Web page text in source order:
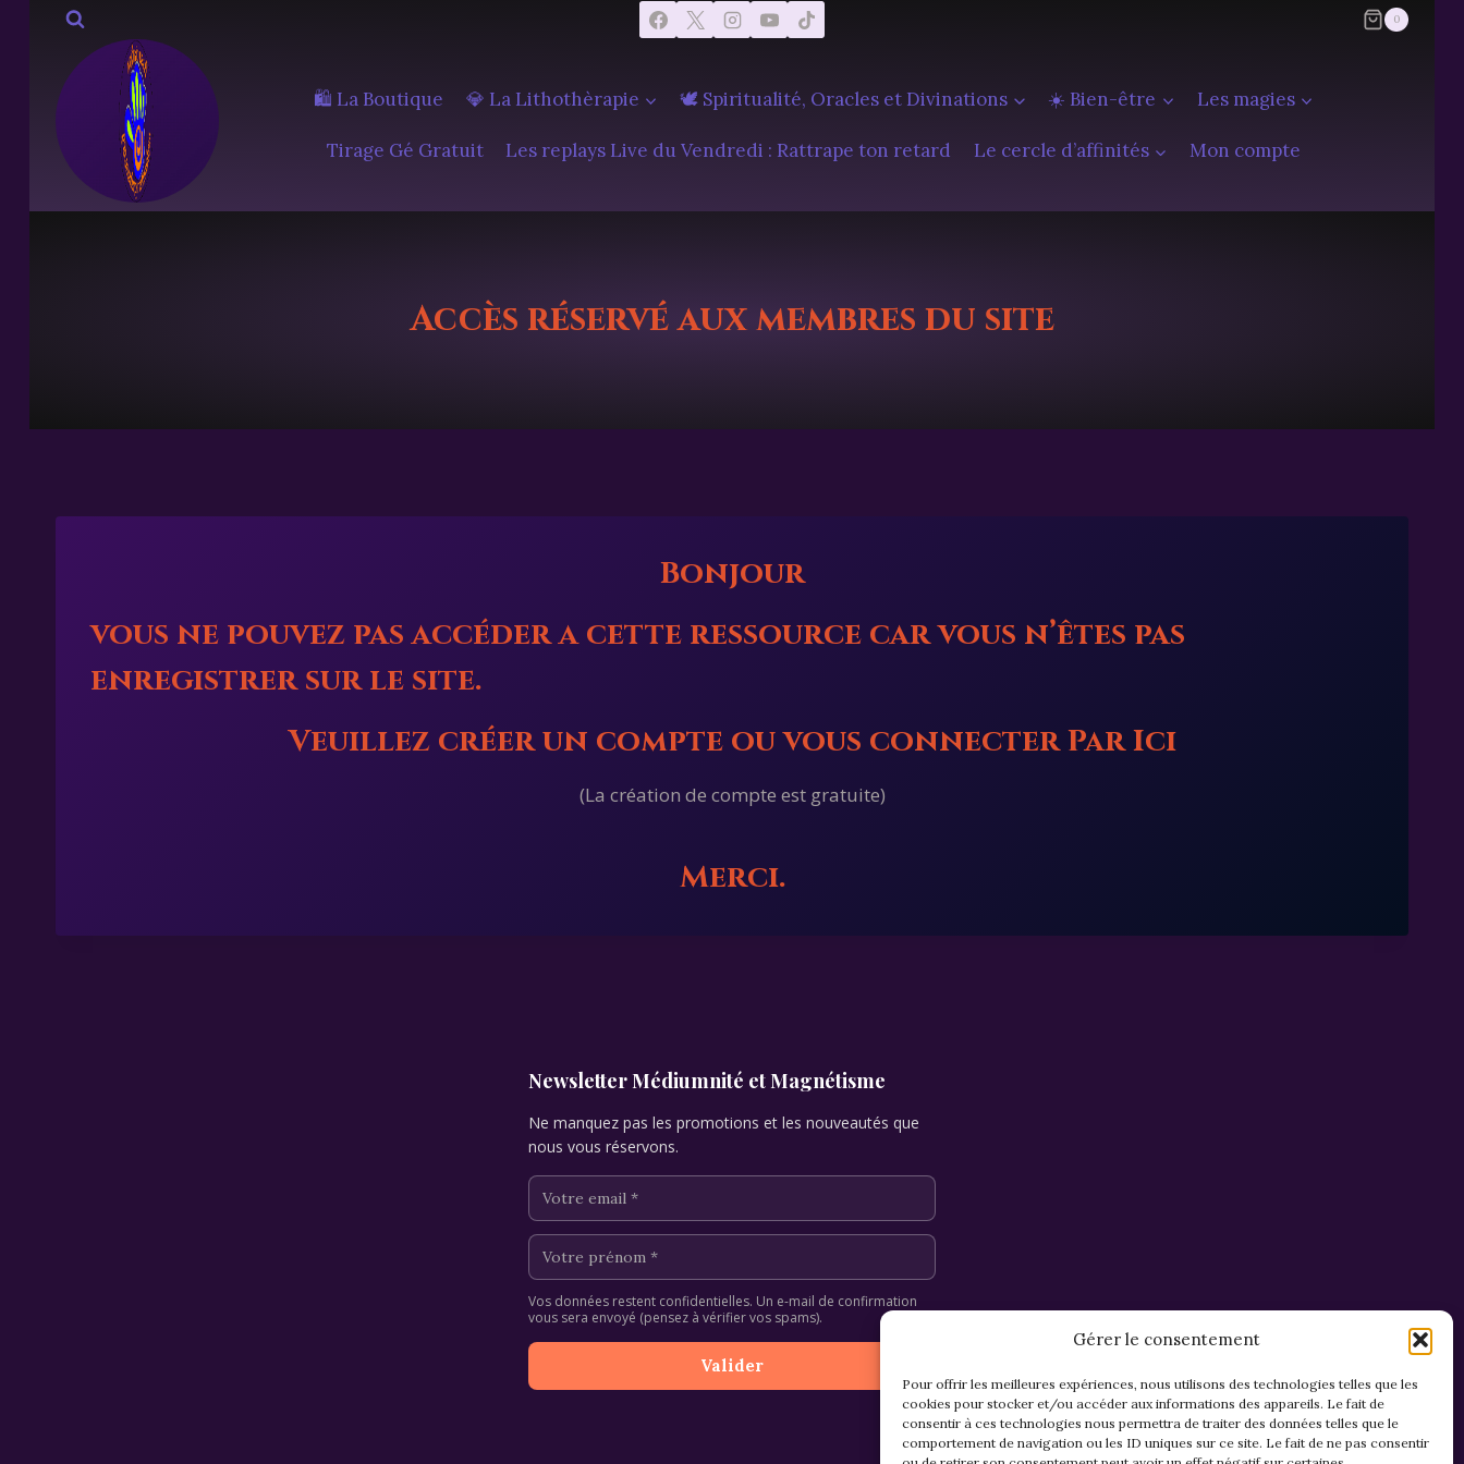
Gérer le consentement
Pour offrir les meilleures expériences, nous utilisons des technologies telles que les
cookies pour stocker et/ou accéder aux informations des appareils. Le fait de
consentir à ces technologies nous permettra de traiter des données telles que le
comportement de navigation ou les ID uniques sur ce site. Le fait de ne pas consentir
Aller
contenu
0
🛍️ La Boutique 💎 La Lithothèrapie 🕊️ Spiritualité, Oracles et Divinations ☀️ Bien-être Les magies
Tirage Gé Gratuit Les replays Live du Vendredi : Rattrape ton retard Le cercle d’affinités Mon compte
Accès réservé aux membres du site
Bonjour
vous ne pouvez pas accéder a cette ressource car vous n’êtes pas
enregistrer sur le site.
Veuillez créer un compte ou vous connecterPar Ici
(La création de compte est gratuite)
Merci.
Newsletter Médiumnité et Magnétisme
Ne manquez pas les promotions et les nouveautés que
nous vous réservons.
Vos données restent confidentielles. Un e-mail de confirmation
vous sera envoyé (pensez à vérifier vos spams).